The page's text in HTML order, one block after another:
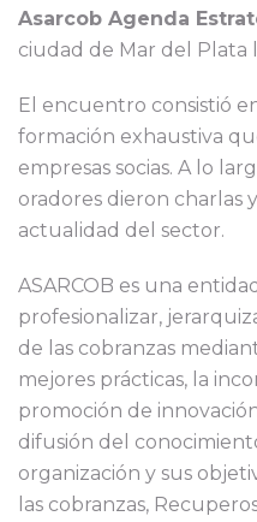
Asarcob Agenda
ciudad de Mar del Plata
El encuentro consistió
formación exhaustiva
empresas socias. A lo
oradores dieron charlas
actualidad del sector.
ASARCOB es una
profesionalizar,
de las cobranzas
mejores prácticas, la
promoción de
difusión del
organización y sus
las cobranzas,